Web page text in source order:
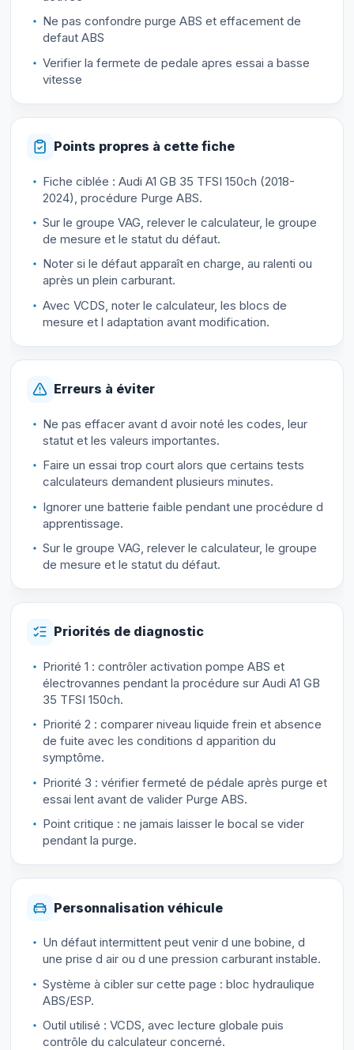
Ne pas confondre purge ABS et effacement de
defaut ABS
Verifier la fermete de pedale apres essai a basse
vitesse
Points propres à cette fiche
Fiche ciblée : Audi A1 GB 35 TFSI 150ch (2018-
2024), procédure Purge ABS.
Sur le groupe VAG, relever le calculateur, le groupe
de mesure et le statut du défaut.
Noter si le défaut apparaît en charge, au ralenti ou
après un plein carburant.
Avec VCDS, noter le calculateur, les blocs de
mesure et l adaptation avant modification.
Erreurs à éviter
Ne pas effacer avant d avoir noté les codes, leur
statut et les valeurs importantes.
Faire un essai trop court alors que certains tests
calculateurs demandent plusieurs minutes.
Ignorer une batterie faible pendant une procédure d
apprentissage.
Sur le groupe VAG, relever le calculateur, le groupe
de mesure et le statut du défaut.
Priorités de diagnostic
Priorité 1 : contrôler activation pompe ABS et
électrovannes pendant la procédure sur Audi A1 GB
35 TFSI 150ch.
Priorité 2 : comparer niveau liquide frein et absence
de fuite avec les conditions d apparition du
symptôme.
Priorité 3 : vérifier fermeté de pédale après purge et
essai lent avant de valider Purge ABS.
Point critique : ne jamais laisser le bocal se vider
pendant la purge.
Personnalisation véhicule
Un défaut intermittent peut venir d une bobine, d
une prise d air ou d une pression carburant instable.
Système à cibler sur cette page : bloc hydraulique
ABS/ESP.
Outil utilisé : VCDS, avec lecture globale puis
contrôle du calculateur concerné.